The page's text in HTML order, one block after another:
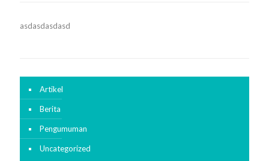
asdasdasdasd
Artikel
Berita
Pengumuman
Uncategorized